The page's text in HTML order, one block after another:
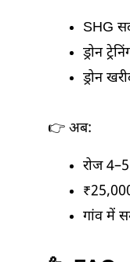
SHG
ड्रोन
ड्रोन
👉 अब:
रोज
गांव में